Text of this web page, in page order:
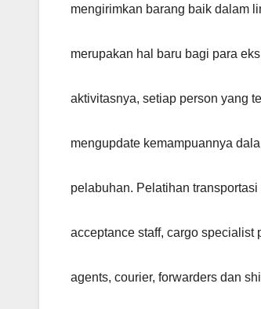
mengirimkan barang baik dalam
merupakan hal baru bagi para
aktivitasnya, setiap person yang
mengupdate kemampuannya
pelabuhan. Pelatihan
acceptance staff, cargo specialist
agents, courier, forwarders dan